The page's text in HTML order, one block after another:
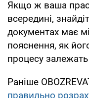
Якщо ж ваша
всередині,
документах має
пояснення, як
процесу
Раніше
правильно